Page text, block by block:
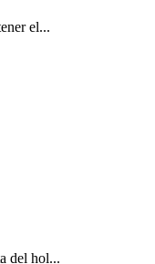
el...
del hol...